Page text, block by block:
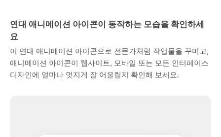
연대 애니메이션 아이콘이 동작하는 모습을 확인하세
요
이 연대 애니메이션 아이콘으로 전문가처럼 작업물을 꾸미고,
애니메이션 아이콘이 웹사이트, 모바일 또는 모든 인터페이스
디자인에 얼마나 멋지게 잘 어울릴지 확인해 보세요.